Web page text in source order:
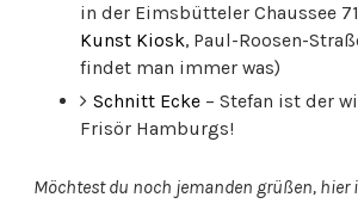
in der Eimsbütteler Chaussee 71
Kunst Kiosk, Paul-Roosen-
findet man immer was)
Schnitt Ecke – Stefan ist der
Frisör Hamburgs!
Möchtest du noch jemanden grüßen, hier